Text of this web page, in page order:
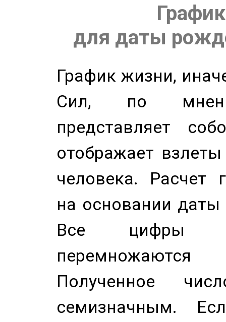
для даты
График жизни,
Сил, по
представляет
отображает
человека. Расчет
на основании
Все цифры
Полученное
семизначным.